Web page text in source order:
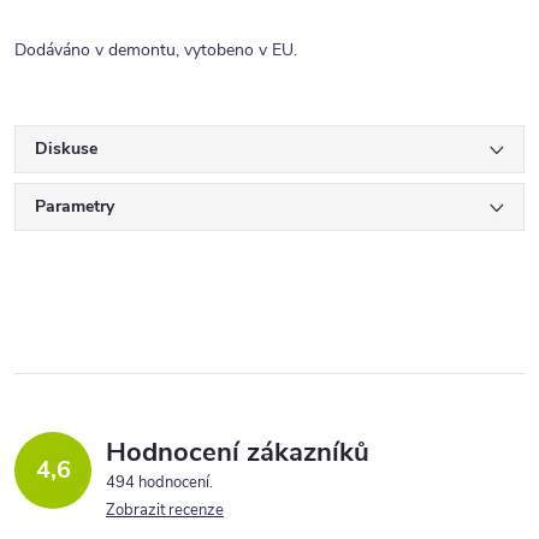
Dodáváno v demontu, vytobeno v EU.
Diskuse
Parametry
4,6 Hodnocení zákazníků
494 hodnocení
Zobrazit recenze